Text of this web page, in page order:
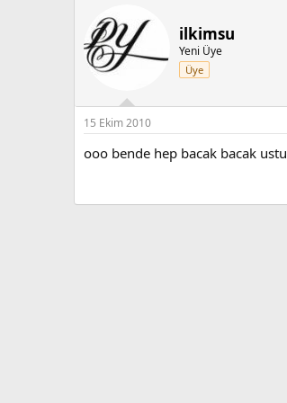
ilkimsu
Yeni Üye
Üye
15 Ekim 2010
ooo bende hep bacak bacak